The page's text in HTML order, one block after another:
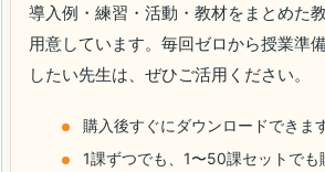
導入例・練習・活動・教材をまとめた
用意しています。毎回ゼロから授業準
したい先生は、ぜひご活用ください。
購入後すぐにダウンロードできま
1課ずつでも、1〜50課セットでも